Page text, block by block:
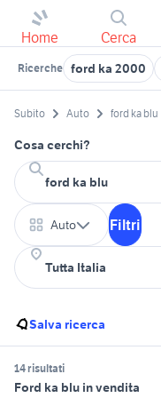
Home Cerca
Ricerche ford ka 2000
Subito Auto ford ka blu
Cosa cerchi?
Auto Filtri
Salva ricerca
14 risultati
Ford ka blu in vendita